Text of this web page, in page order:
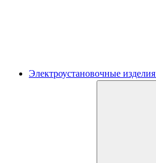
Электроустановочные изделия